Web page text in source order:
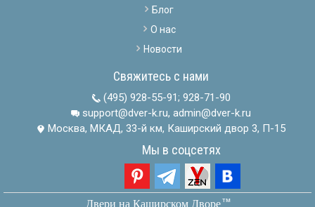
Блог
О нас
Новости
Свяжитесь с нами
(495) 928-55-91; 928-71-90
support@dver-k.ru, admin@dver-k.ru
Москва, МКАД, 33-й км, Каширский двор 3, П-15
Мы в соцсетях
Двери на Каширском Дворетм